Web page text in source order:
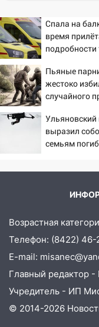
10:00
В
повредил
культуры и
09:20
Момент
машину в
09:16
Утро
началось с
мосту
В
выявили
07:00
день: прогноз
августа
06:00 Как
потопы и
Спала на
время
подробности
– Новости
Пьяные
жестоко
случайного
Ульяновский
выразил
семьям
Возрастная
Телефон: (8422) 46-
E-mail:
Главный редактор
Учредитель - ИП
© 2014-2026